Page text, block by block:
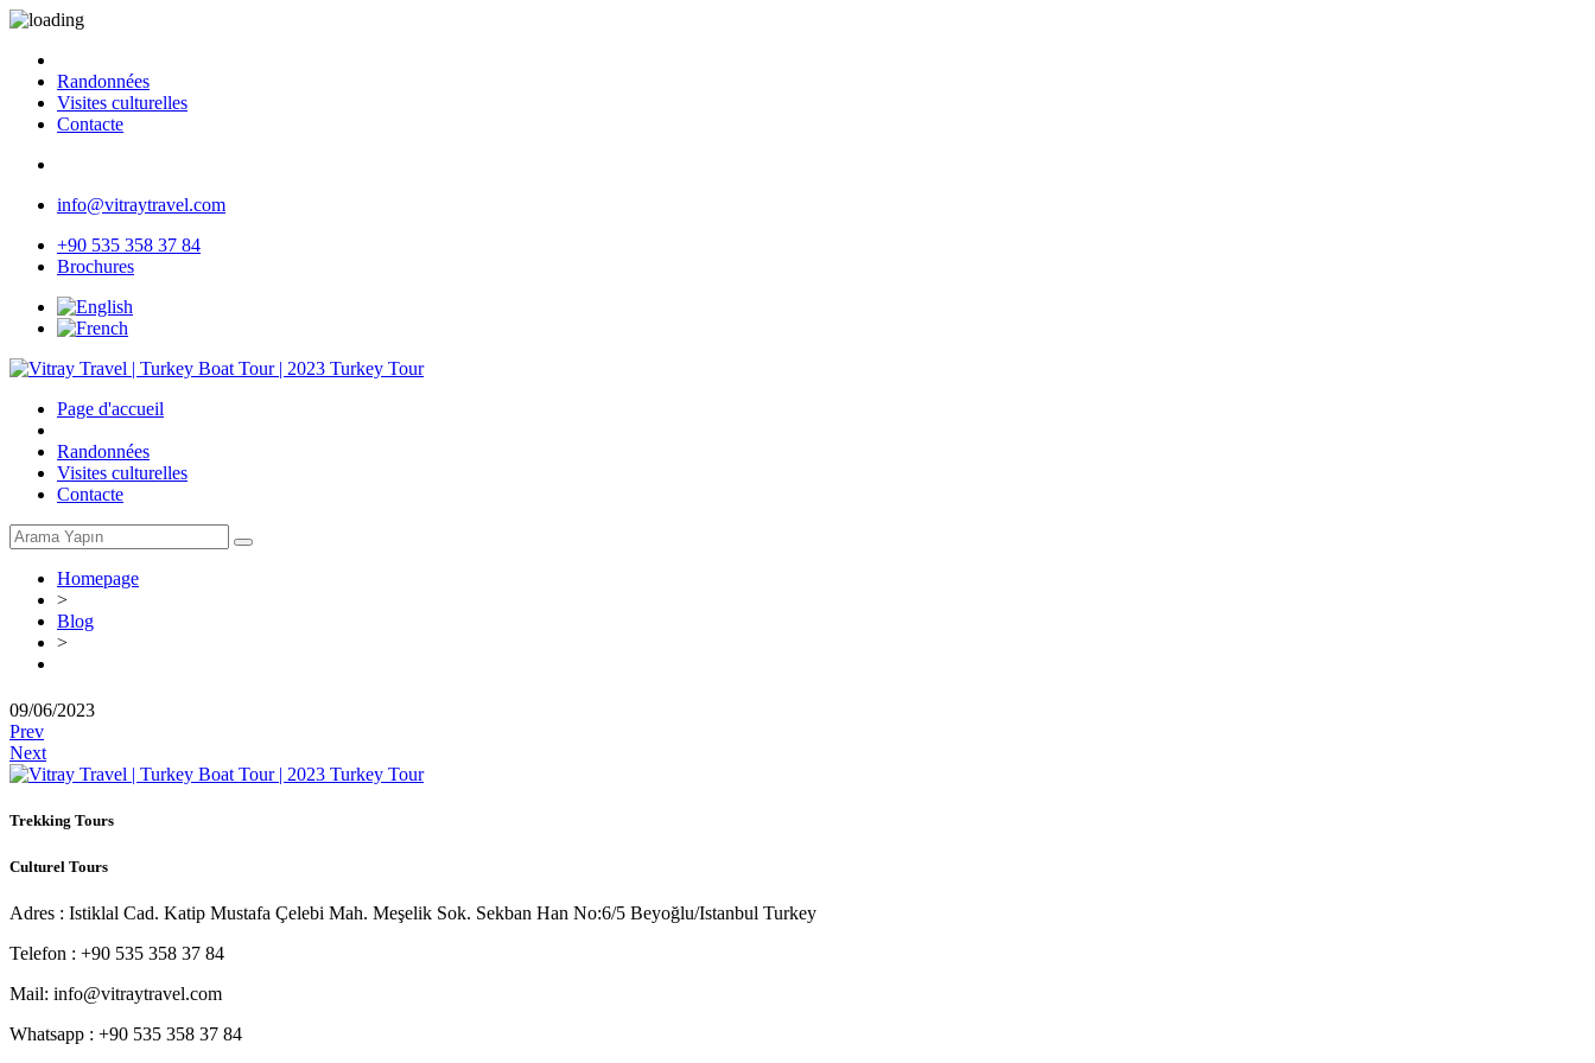
Randonnées
Visites culturelles
Contacte
info@vitraytravel.com
+90 535 358 37 84
Brochures
Page d'accueil
Randonnées
Visites culturelles
Contacte
Homepage
>
Blog
>
09/06/2023
Prev
Next
Trekking Tours
Culturel Tours
Adres : Istiklal Cad. Katip Mustafa Çelebi Mah. Meşelik Sok. Sekban Han No:6/5 Beyoğlu/Istanbul Turkey
Telefon : +90 535 358 37 84
Mail: info@vitraytravel.com
Whatsapp : +90 535 358 37 84